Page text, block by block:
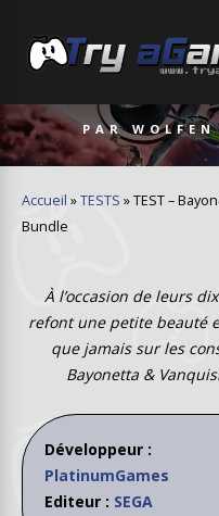
PARWOLFEN
Accueil »TESTS »TEST –
Bundle
À l’occasion de leurs
refont une petite beauté
que jamais sur les
Bayonetta &
Développeur :
PlatinumGames
Editeur : SEGA